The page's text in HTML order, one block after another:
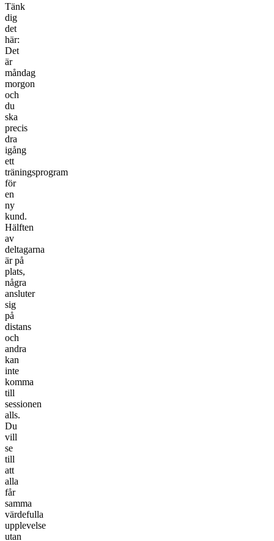
Tänk
dig
det
här:
Det
är
måndag
morgon
och
du
ska
precis
dra
igång
ett
träningsprogram
för
en
ny
kund.
Hälften
av
deltagarna
är på
plats,
några
ansluter
sig
på
distans
och
andra
kan
inte
komma
till
sessionen
alls.
Du
vill
se
till
att
alla
får
samma
värdefulla
upplevelse
utan